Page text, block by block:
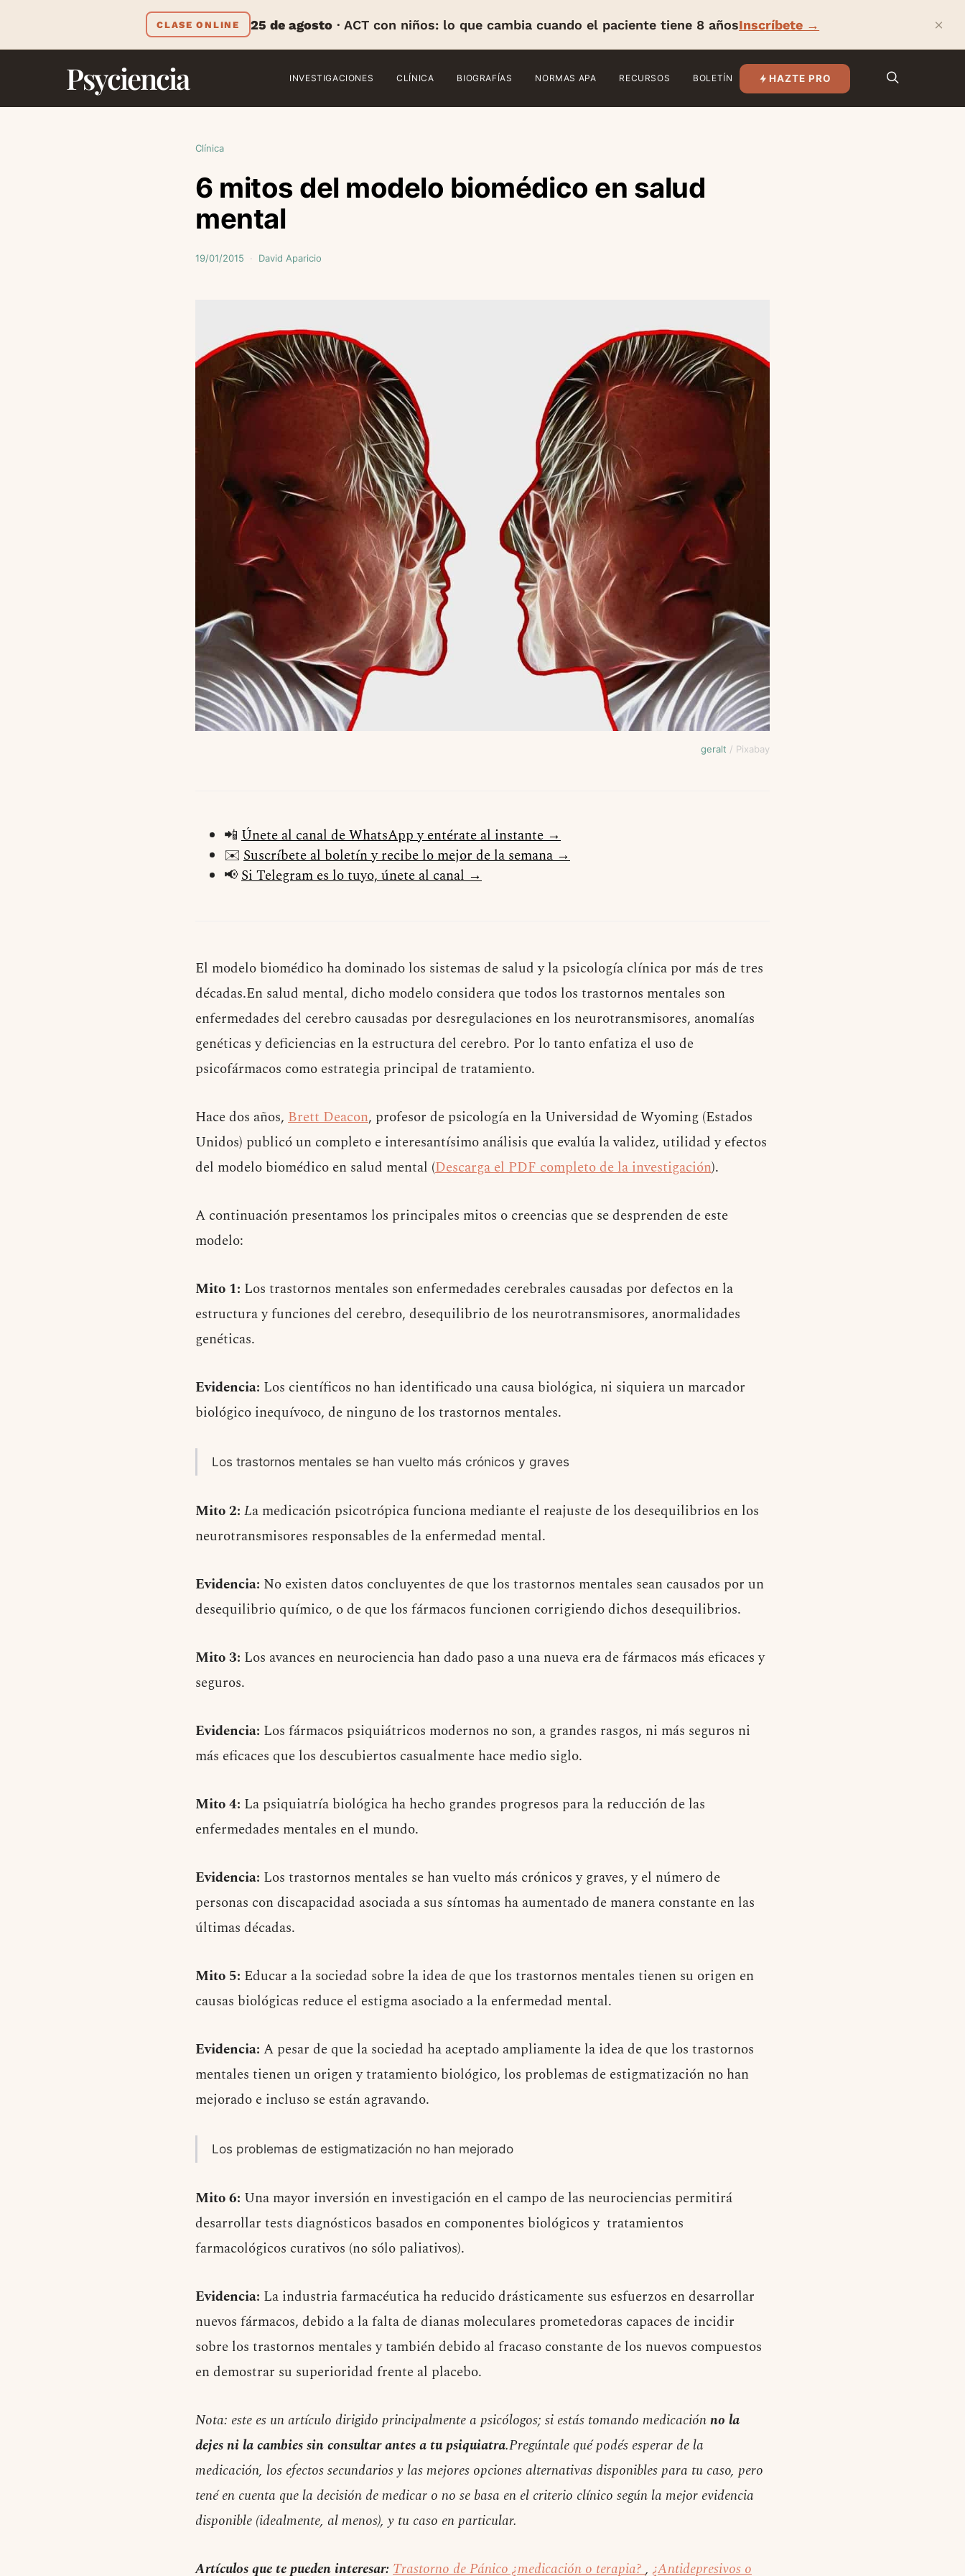
CLASE ONLINE 25 de agosto · ACT con niños: lo que cambia cuando el paciente tiene 8 añosInscríbete → ×
Psyciencia INVESTIGACIONES CLÍNICA BIOGRAFÍAS NORMAS APA RECURSOS BOLETÍN HAZTE PRO
Clínica
6 mitos del modelo biomédico en salud
mental
19/01/2015 David Aparicio
geralt / Pixabay
📲 Únete al canal de WhatsApp y entérate al instante →
✉️ Suscríbete al boletín y recibe lo mejor de la semana →
📢Si Telegram es lo tuyo, únete al canal →
El modelo biomédico ha dominado los sistemas de salud y la psicología clínica por más de tres
décadas.En salud mental, dicho modelo considera que todos los trastornos mentales son
enfermedades del cerebro causadas por desregulaciones en los neurotransmisores, anomalías
genéticas y deficiencias en la estructura del cerebro. Por lo tanto enfatiza el uso de
psicofármacos como estrategia principal de tratamiento.
Hace dos años, Brett Deacon, profesor de psicología en la Universidad de Wyoming (Estados
Unidos) publicó un completo e interesantísimo análisis que evalúa la validez, utilidad y efectos
del modelo biomédico en salud mental (Descarga el PDF completo de la investigación).
A continuación presentamos los principales mitos o creencias que se desprenden de este
modelo:
Mito 1: Los trastornos mentales son enfermedades cerebrales causadas por defectos en la
estructura y funciones del cerebro, desequilibrio de los neurotransmisores, anormalidades
genéticas.
Evidencia: Los científicos no han identificado una causa biológica, ni siquiera un marcador
biológico inequívoco, de ninguno de los trastornos mentales.
Los trastornos mentales se han vuelto más crónicos y graves
Mito 2: La medicación psicotrópica funciona mediante el reajuste de los desequilibrios en los
neurotransmisores responsables de la enfermedad mental.
Evidencia: No existen datos concluyentes de que los trastornos mentales sean causados por un
desequilibrio químico, o de que los fármacos funcionen corrigiendo dichos desequilibrios.
Mito 3: Los avances en neurociencia han dado paso a una nueva era de fármacos más eficaces y
seguros.
Evidencia: Los fármacos psiquiátricos modernos no son, a grandes rasgos, ni más seguros ni
más eficaces que los descubiertos casualmente hace medio siglo.
Mito 4: La psiquiatría biológica ha hecho grandes progresos para la reducción de las
enfermedades mentales en el mundo.
Evidencia: Los trastornos mentales se han vuelto más crónicos y graves, y el número de
personas con discapacidad asociada a sus síntomas ha aumentado de manera constante en las
últimas décadas.
Mito 5: Educar a la sociedad sobre la idea de que los trastornos mentales tienen su origen en
causas biológicas reduce el estigma asociado a la enfermedad mental.
Evidencia: A pesar de que la sociedad ha aceptado ampliamente la idea de que los trastornos
mentales tienen un origen y tratamiento biológico, los problemas de estigmatización no han
mejorado e incluso se están agravando.
Los problemas de estigmatización no han mejorado
Mito 6: Una mayor inversión en investigación en el campo de las neurociencias permitirá
desarrollar tests diagnósticos basados en componentes biológicos y tratamientos
farmacológicos curativos (no sólo paliativos).
Evidencia: La industria farmacéutica ha reducido drásticamente sus esfuerzos en desarrollar
nuevos fármacos, debido a la falta de dianas moleculares prometedoras capaces de incidir
sobre los trastornos mentales y también debido al fracaso constante de los nuevos compuestos
en demostrar su superioridad frente al placebo.
Nota: este es un artículo dirigido principalmente a psicólogos; si estás tomando medicaciónno la
dejes ni la cambies sin consultar antes a tu psiquiatra.Pregúntale qué podés esperar de la
medicación, los efectos secundarios y las mejores opciones alternativas disponibles para tu caso, pero
tené en cuenta que la decisión de medicar o no se basa en el criterio clínico según la mejor evidencia
disponible (idealmente, al menos), y tu caso en particular.
Artículos que te pueden interesar:Trastorno de Pánico ¿medicación o terapia?, ¿Antidepresivos o